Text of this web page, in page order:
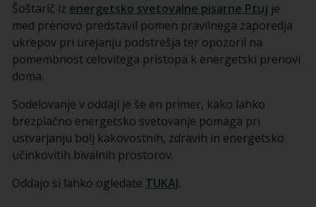
Šoštarič iz energetsko svetovalne pisarne Ptuj je
med prenovo predstavil pomen pravilnega zaporedja
ukrepov pri urejanju podstrešja ter opozoril na
pomembnost celovitega pristopa k energetski prenovi
doma.
Sodelovanje v oddaji je še en primer, kako lahko
brezplačno energetsko svetovanje pomaga pri
ustvarjanju bolj kakovostnih, zdravih in energetsko
učinkovitih bivalnih prostorov.
Oddajo si lahko ogledate TUKAJ.